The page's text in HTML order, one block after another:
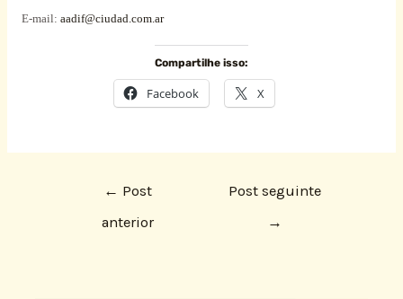
E-mail: aadif@ciudad.com.ar
Compartilhe isso:
Facebook X
← Post
anterior
Post seguinte
→